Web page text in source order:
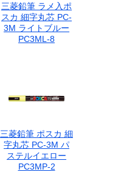
三菱鉛筆 ラメ入ポ
スカ 細字丸芯 PC-
3M ライトブルー
PC3ML-8
三菱鉛筆 ポスカ 細
字丸芯 PC-3M パ
ステルイエロー
PC3MP-2